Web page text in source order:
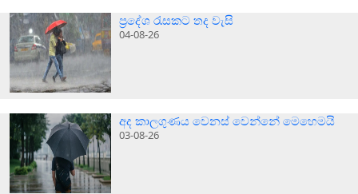
ප්‍රදේශ රැසකට තද වැසි
04-08-26
අද කාලගුණය වෙනස් වෙන්නේ මෙහෙමයි
03-08-26